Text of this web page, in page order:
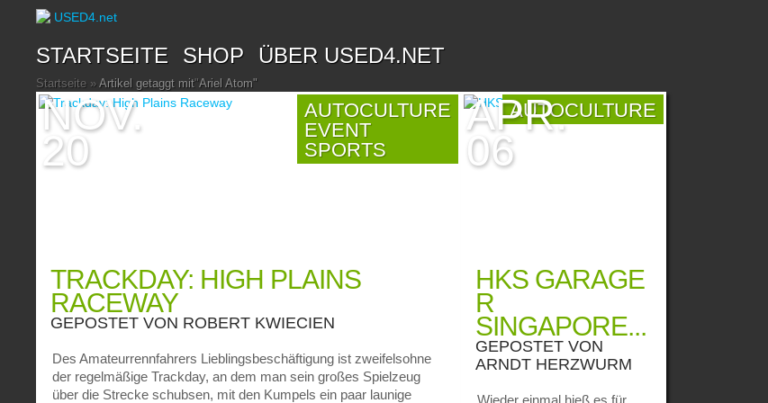
STARTSEITE SHOP ÜBER USED4.NET
Startseite » Artikel getaggt mit"Ariel Atom"
AUTOCULTURE
EVENT
SPORTS
NOV.
20
TRACKDAY: HIGH PLAINS
RACEWAY
GEPOSTET VON ROBERT KWIECIEN
Des Amateurrennfahrers Lieblingsbeschäftigung ist zweifelsohne
der regelmäßige Trackday, an dem man sein großes Spielzeug
über die Strecke schubsen, mit den Kumpels ein paar launige
AUTOCULTURE
APR.
06
HKS GARAGE
R
SINGAPORE...
GEPOSTET VON
ARNDT HERZWURM
Wieder einmal hieß es für